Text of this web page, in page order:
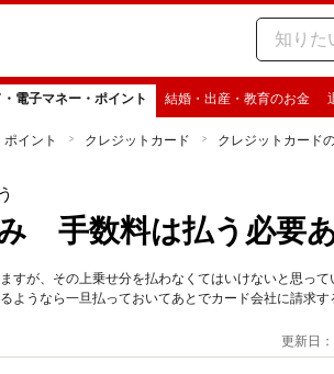
電子マネー・ポイント 結婚・出産・教育のお金
イント クレジットカード クレジットカード
手数料は払う必要
すが、その上乗せ分を払わなくてはいけないと思って
ようなら一旦払っておいてあとでカード会社に請求す
更新日